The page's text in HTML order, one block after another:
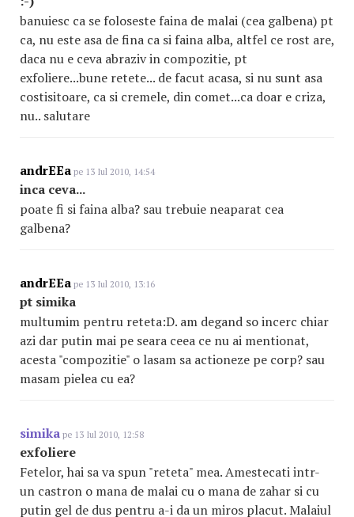
banuiesc ca se foloseste faina de malai (cea galbena) pt
ca, nu este asa de fina ca si faina alba, altfel ce rost are,
daca nu e ceva abraziv in compozitie, pt
exfoliere...bune retete... de facut acasa, si nu sunt asa
costisitoare, ca si cremele, din comet...ca doar e criza,
nu.. salutare
andrEEa pe 13 Iul 2010, 14:54
inca ceva...
poate fi si faina alba? sau trebuie neaparat cea
galbena?
andrEEa pe 13 Iul 2010, 13:16
pt simika
multumim pentru reteta:D. am degand so incerc chiar
azi dar putin mai pe seara ceea ce nu ai mentionat,
acesta "compozitie" o lasam sa actioneze pe corp? sau
masam pielea cu ea?
simika pe 13 Iul 2010, 12:58
exfoliere
Fetelor, hai sa va spun "reteta" mea. Amestecati intr-
un castron o mana de malai cu o mana de zahar si cu
putin gel de dus pentru a-i da un miros placut. Malaiul